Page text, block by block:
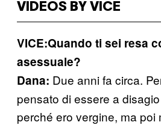
VIDEOS BY VICE
VICE:Quando ti sei resa
asessuale?
Dana: Due anni fa circa.
pensato di essere a
perché ero vergine, ma poi